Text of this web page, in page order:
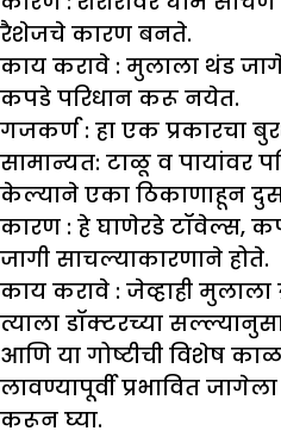
रैशेजचे कारण बनते.
काय करावे : मुलाला थंड
कपडे परिधान करू नयेत.
गजकर्ण : हा एक प्रकारचा
सामान्यत: टाळू व पायांवर
केल्याने एका ठिकाणाहून
कारण : हे घाणेरडे टॉवेल्स,
जागी साचल्याकारणाने होते.
काय करावे : जेव्हाही मुलाला
त्याला डॉक्टरच्या
आणि या गोष्टीची विशेष
लावण्यापूर्वी प्रभावित
करून घ्या.